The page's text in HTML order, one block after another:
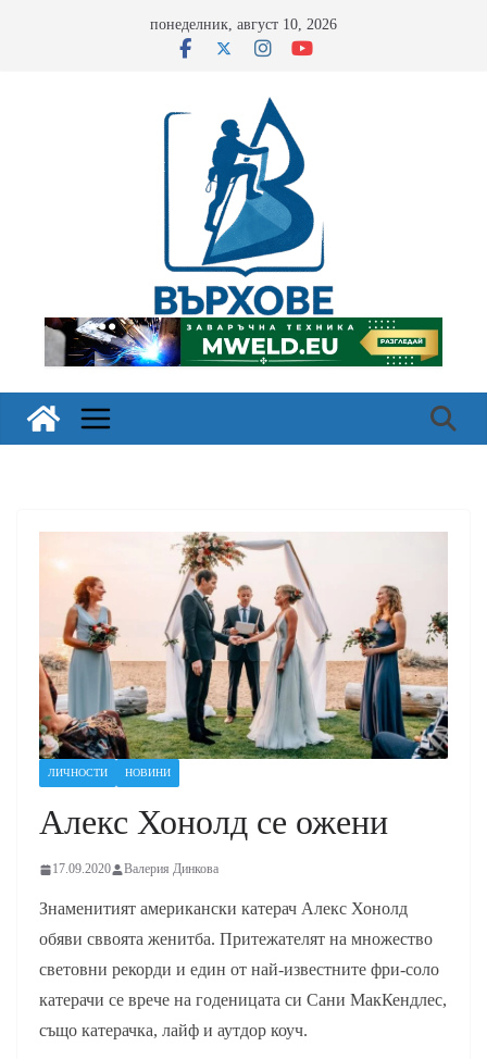
понеделник, август 10, 2026
ЛИЧНОСТИ НОВИНИ
Алекс Хонолд се ожени
17.09.2020 Валерия Динкова
Знаменитият американски катерач Алекс Хонолд
обяви сввоята женитба. Притежателят на множество
световни рекорди и един от най-известните фри-соло
катерачи се врече на годеницата си Сани МакКендлес,
също катерачка, лайф и аутдор коуч.